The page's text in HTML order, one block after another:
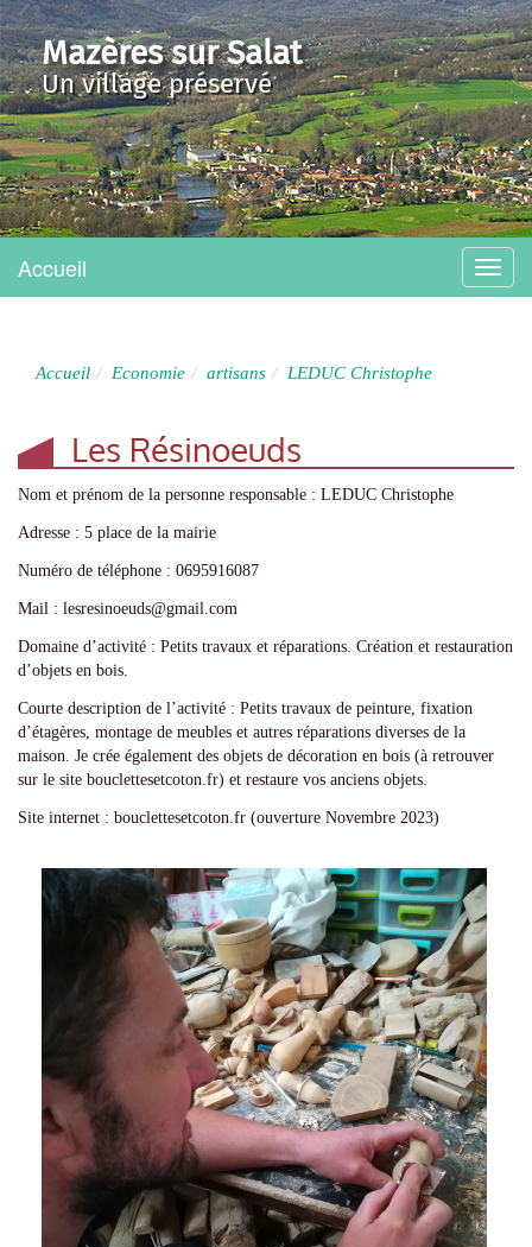
Mazères sur Salat
Un village préservé
Menu
Accueil
Accueil Economie artisans LEDUC Christophe
Les Résinoeuds
Nom et prénom de la personne responsable : LEDUC Christophe
Adresse : 5 place de la mairie
Numéro de téléphone : 0695916087
Mail : lesresinoeuds@gmail.com
Domaine d’activité : Petits travaux et réparations. Création et restauration
d’objets en bois.
Courte description de l’activité : Petits travaux de peinture, fixation
d’étagères, montage de meubles et autres réparations diverses de la
maison. Je crée également des objets de décoration en bois (à retrouver
sur le site bouclettesetcoton.fr) et restaure vos anciens objets.
Site internet : bouclettesetcoton.fr (ouverture Novembre 2023)